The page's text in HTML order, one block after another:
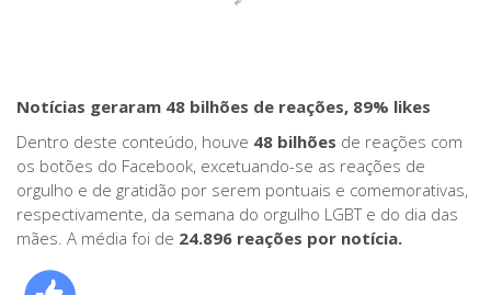
Notícias geraram 48 bilhões de reações, 89% likes
Dentro deste conteúdo, houve 48 bilhões de reações com
os botões do Facebook, excetuando-se as reações de
orgulho e de gratidão por serem pontuais e comemorativas,
respectivamente, da semana do orgulho LGBT e do dia das
mães. A média foi de 24.896 reações por notícia.